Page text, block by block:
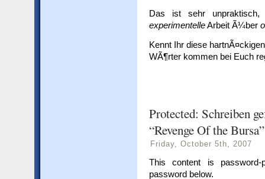
Das ist sehr unpraktisch,
experimentelleArbeit Ã¼ber
Kennt Ihr diese
WÃ¶rter kommen bei Euch
Protected: Schreiben
“Revenge Of the Bursa”
Friday, October 5th, 2007
This content is
password below.